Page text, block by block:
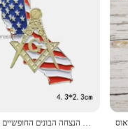
with our exquisite
shawls and scarves are soft
or simply looking to add a
warmth and style in
הבונים החופשיים דש סיכות תג מייסון בונה חופשי לאומי ארה"ב סקוטלנד דנמרק יפן פיליפינים הנצחה הבונים החופשיים אבזרים